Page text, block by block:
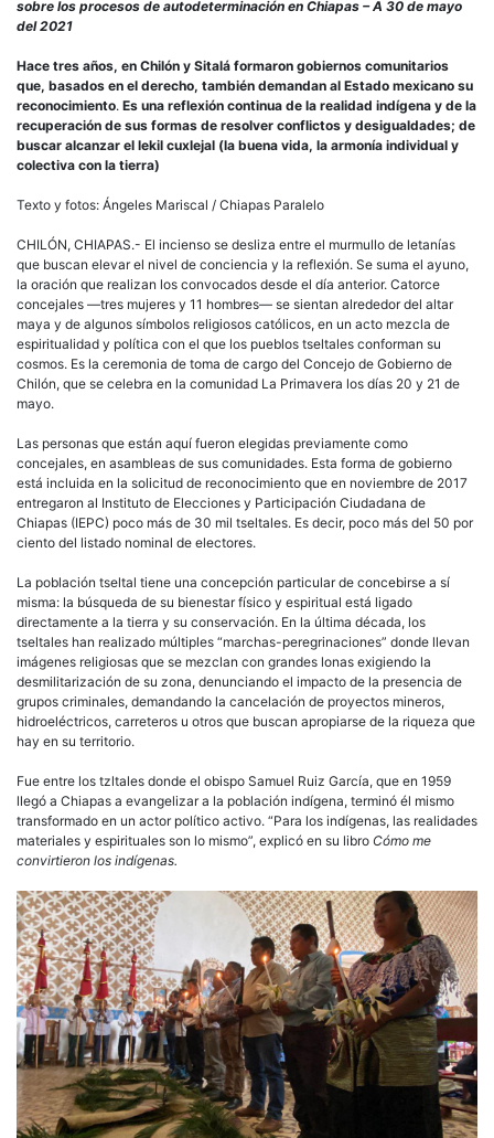
sin
sobre los procesos de autodeterminación en Chiapas – A 30 de mayo
del 2021
Hace tres años, en Chilón y Sitalá formaron gobiernos comunitarios
que, basados en el derecho, también demandan al Estado mexicano su
reconocimiento. Es una reflexión continua de la realidad indígena y de la
recuperación de sus formas de resolver conflictos y desigualdades; de
buscar alcanzar el lekil cuxlejal (la buena vida, la armonía individual y
colectiva con la tierra)
Texto y fotos: Ángeles Mariscal / Chiapas Paralelo
CHILÓN, CHIAPAS.- El incienso se desliza entre el murmullo de letanías
que buscan elevar el nivel de conciencia y la reflexión. Se suma el ayuno,
la oración que realizan los convocados desde el día anterior. Catorce
concejales —tres mujeres y 11 hombres— se sientan alrededor del altar
maya y de algunos símbolos religiosos católicos, en un acto mezcla de
espiritualidad y política con el que los pueblos tseltales conforman su
cosmos. Es la ceremonia de toma de cargo del Concejo de Gobierno de
Chilón, que se celebra en la comunidad La Primavera los días 20 y 21 de
mayo.
Las personas que están aquí fueron elegidas previamente como
concejales, en asambleas de sus comunidades. Esta forma de gobierno
está incluida en la solicitud de reconocimiento que en noviembre de 2017
entregaron al Instituto de Elecciones y Participación Ciudadana de
Chiapas (IEPC) poco más de 30 mil tseltales. Es decir, poco más del 50 por
ciento del listado nominal de electores.
La población tseltal tiene una concepción particular de concebirse a sí
misma: la búsqueda de su bienestar físico y espiritual está ligado
directamente a la tierra y su conservación. En la última década, los
tseltales han realizado múltiples “marchas-peregrinaciones” donde llevan
imágenes religiosas que se mezclan con grandes lonas exigiendo la
desmilitarización de su zona, denunciando el impacto de la presencia de
grupos criminales, demandando la cancelación de proyectos mineros,
hidroeléctricos, carreteros u otros que buscan apropiarse de la riqueza que
hay en su territorio.
Fue entre los tzltales donde el obispo Samuel Ruiz García, que en 1959
llegó a Chiapas a evangelizar a la población indígena, terminó él mismo
transformado en un actor político activo. “Para los indígenas, las realidades
materiales y espirituales son lo mismo”, explicó en su libro Cómo me
convirtieron los indígenas.